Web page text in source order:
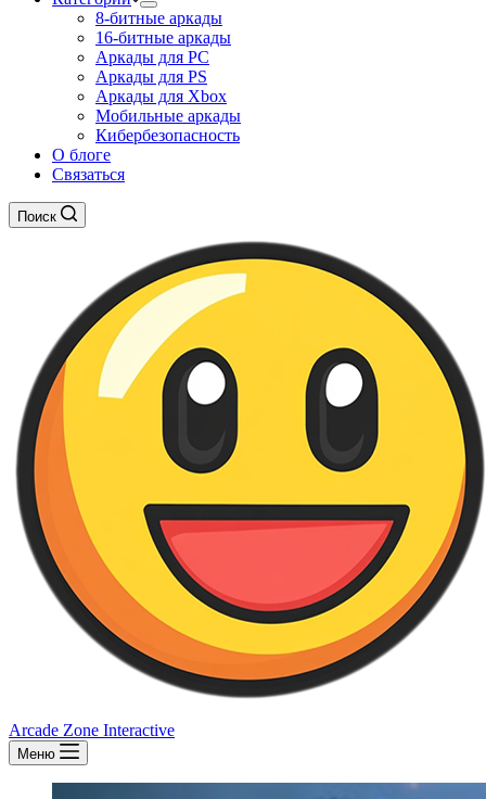
8-битные аркады
16-битные аркады
Аркады для PC
Аркады для PS
Аркады для Xbox
Мобильные аркады
Кибербезопасность
О блоге
Связаться
Поиск
Arcade Zone Interactive
Меню